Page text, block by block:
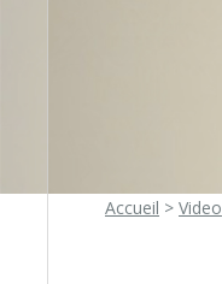
Accueil > Video